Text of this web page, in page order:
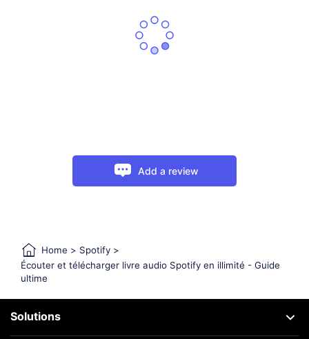
Add a review
Home > Spotify >
Écouter et télécharger livre audio Spotify en illimité - Guide
ultime
Solutions